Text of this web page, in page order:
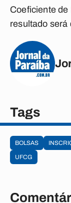
Coeficiente
resultado será
Tags
BOLSAS
UFCG